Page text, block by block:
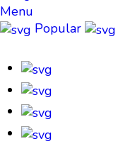
Menu
Popular